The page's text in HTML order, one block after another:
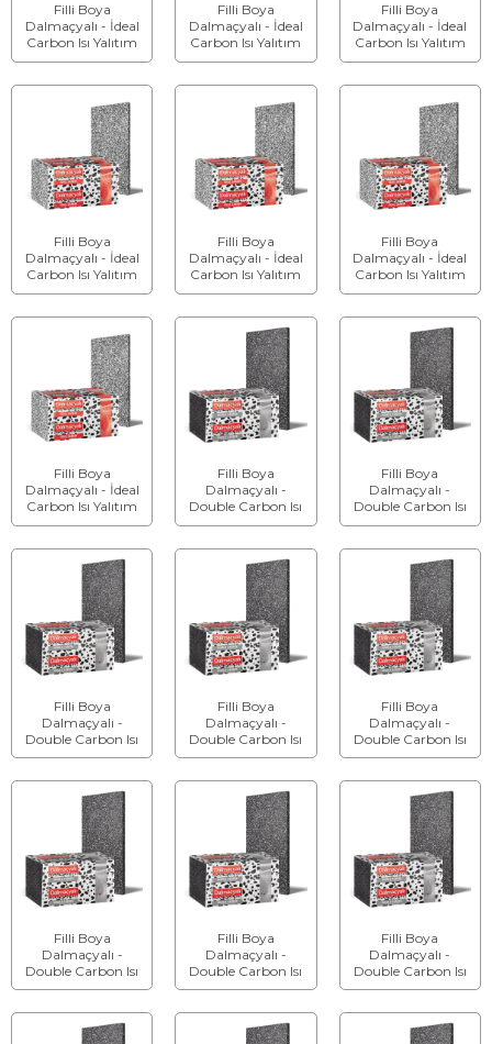
Filli Boya
Dalmaçyalı - İdeal
Carbon Isı Yalıtım
Levhası - Kalınlık: 9
Filli Boya
Dalmaçyalı - İdeal
Carbon Isı Yalıtım
Levhası - Kalınlık:
Filli Boya
Dalmaçyalı - İdeal
Carbon Isı Yalıtım
Levhası - Kalınlık: 11
Filli Boya
Dalmaçyalı - İdeal
Carbon Isı Yalıtım
Levhası - Kalınlık:
Filli Boya
Dalmaçyalı - İdeal
Carbon Isı Yalıtım
Levhası - Kalınlık:
Filli Boya
Dalmaçyalı - İdeal
Carbon Isı Yalıtım
Levhası - Kalınlık:
Filli Boya
Dalmaçyalı - İdeal
Carbon Isı Yalıtım
Levhası - Kalınlık:
Filli Boya
Dalmaçyalı -
Double Carbon Isı
Yalıtım Levhası -
Filli Boya
Dalmaçyalı -
Double Carbon Isı
Yalıtım Levhası -
Filli Boya
Dalmaçyalı -
Double Carbon Isı
Yalıtım Levhası -
Filli Boya
Dalmaçyalı -
Double Carbon Isı
Yalıtım Levhası -
Filli Boya
Dalmaçyalı -
Double Carbon Isı
Yalıtım Levhası -
Filli Boya
Dalmaçyalı -
Double Carbon Isı
Yalıtım Levhası -
Filli Boya
Dalmaçyalı -
Double Carbon Isı
Yalıtım Levhası -
Filli Boya
Dalmaçyalı -
Double Carbon Isı
Yalıtım Levhası -